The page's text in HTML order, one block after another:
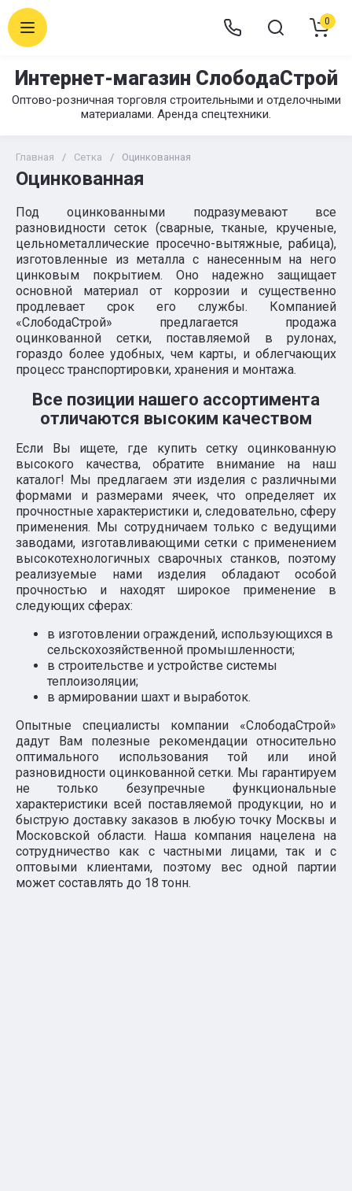
Интернет-магазин СлободаСтрой
Оптово-розничная торговля строительными и отделочными
материалами. Аренда спецтехники.
0
Главная / Сетка / Оцинкованная
Оцинкованная
Под оцинкованными подразумевают все
разновидности сеток (сварные, тканые, крученые,
цельнометаллические просечно-вытяжные, рабица),
изготовленные из металла с нанесенным на него
цинковым покрытием. Оно надежно защищает
основной материал от коррозии и существенно
продлевает срок его службы. Компанией
«СлободаСтрой» предлагается продажа
оцинкованной сетки, поставляемой в рулонах,
гораздо более удобных, чем карты, и облегчающих
процесс транспортировки, хранения и монтажа.
Все позиции нашего ассортимента
отличаются высоким качеством
Если Вы ищете, где купить сетку оцинкованную
высокого качества, обратите внимание на наш
каталог! Мы предлагаем эти изделия с различными
формами и размерами ячеек, что определяет их
прочностные характеристики и, следовательно, сферу
применения. Мы сотрудничаем только с ведущими
заводами, изготавливающими сетки с применением
высокотехнологичных сварочных станков, поэтому
реализуемые нами изделия обладают особой
прочностью и находят широкое применение в
следующих сферах:
в изготовлении ограждений, использующихся в
сельскохозяйственной промышленности;
в строительстве и устройстве системы
теплоизоляции;
в армировании шахт и выработок.
Опытные специалисты компании «СлободаСтрой»
дадут Вам полезные рекомендации относительно
оптимального использования той или иной
разновидности оцинкованной сетки. Мы гарантируем
не только безупречные функциональные
характеристики всей поставляемой продукции, но и
быструю доставку заказов в любую точку Москвы и
Московской области. Наша компания нацелена на
сотрудничество как с частными лицами, так и с
оптовыми клиентами, поэтому вес одной партии
может составлять до 18 тонн.